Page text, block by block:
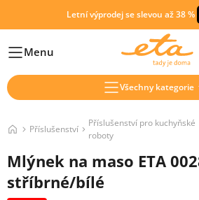
Letní výprodej se slevou až 38 %
HlavníMenu
Všechny kategorie
Příslušenství
Příslušenství pro kuchyňské
roboty
Mlýnek na maso ETA
stříbrné/bílé